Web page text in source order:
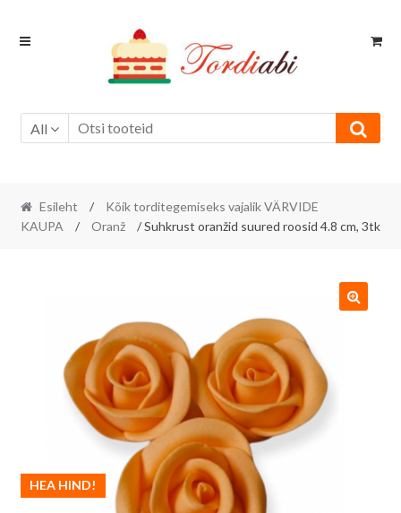
Skip
Skip
All
Esileht /
Kõik torditegemiseks vajalik VÄRVIDE
KAUPA
/ Oranž / Suhkrust oranžid suured roosid 4.8 cm, 3tk
HEA HIND!